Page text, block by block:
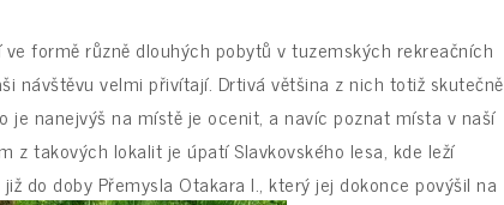
formě různě dlouhých pobytů v tuzemských rekreačních
návštěvu velmi přivítají. Drtivá většina z nich totiž skutečně
nanejvýš na místě je ocenit, a navíc poznat místa v naší
z takových lokalit je úpatí Slavkovského lesa, kde leží
do doby Přemysla Otakara I., který jej dokonce povýšil na